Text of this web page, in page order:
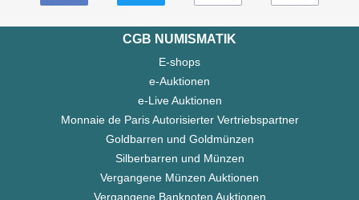
CGB NUMISMATIK
E-shops
e-Auktionen
e-Live Auktionen
Monnaie de Paris Autorisierter Vertriebspartner
Goldbarren und Goldmünzen
Silberbarren und Münzen
Vergangene Münzen Auktionen
Vergangene Banknoten Auktionen